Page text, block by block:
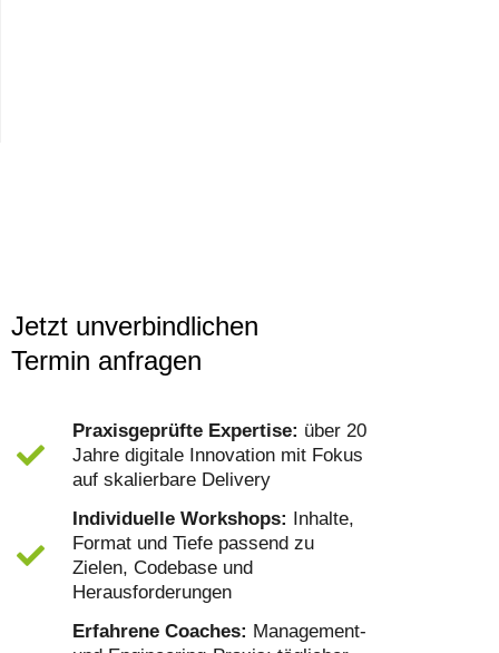
Jetzt unverbindlichen
Termin anfragen
Praxisgeprüfte Expertise: über 20
Jahre digitale Innovation mit Fokus
auf skalierbare Delivery
Individuelle Workshops: Inhalte,
Format und Tiefe passend zu
Zielen, Codebase und
Herausforderungen
Erfahrene Coaches: Management-